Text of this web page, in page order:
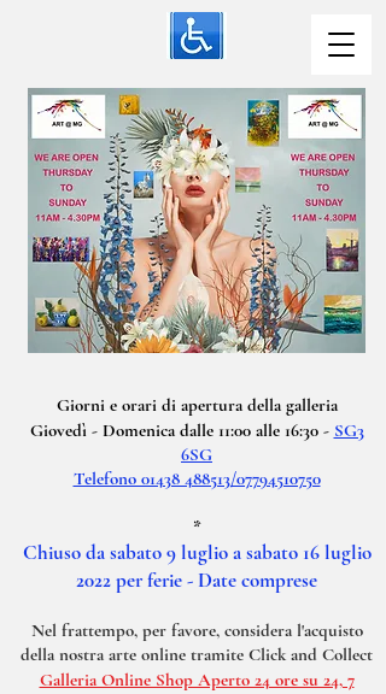
Giorni e orari di apertura della galleria
Giovedì - Domenica dalle 11:00 alle 16:30 - SG3
6SG
Telefono 01438 488513/07794510750
*
Chiuso da sabato 9 luglio a sabato 16 luglio
2022 per ferie - Date comprese
Nel frattempo, per favore, considera l'acquisto
della nostra arte online tramite Click and Collect
Galleria Online Shop Aperto 24 ore su 24, 7